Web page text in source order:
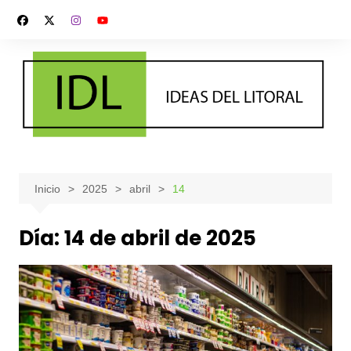
contenido
Inicio 2025 abril 14
Día:14 de abril de 2025